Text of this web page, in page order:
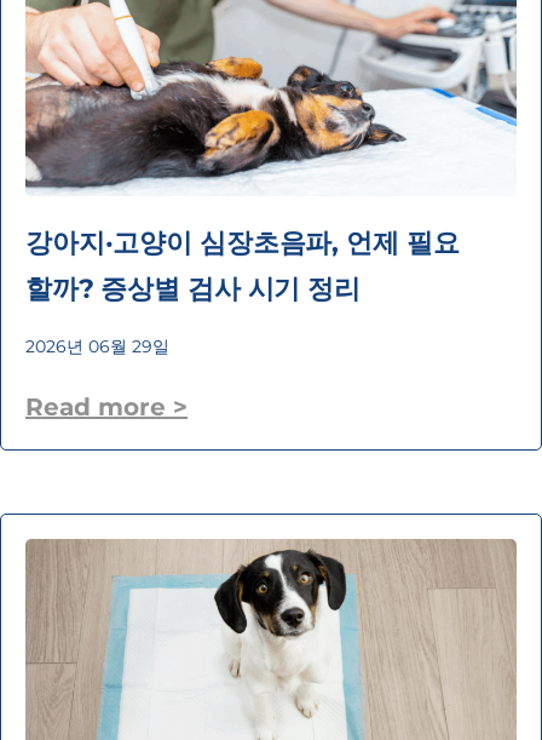
강아지·고양이 심장초음파, 언제 필요
할까? 증상별 검사 시기 정리
2026년 06월 29일
Read more >